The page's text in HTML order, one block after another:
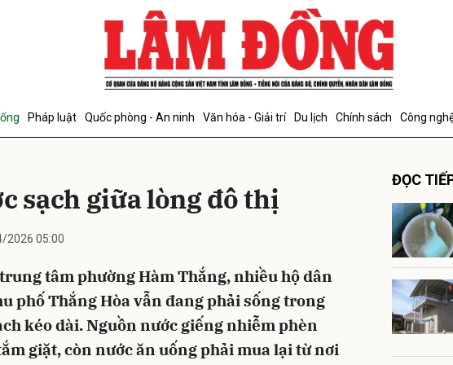
Pháp luật Quốc phòng - An ninh Văn hóa - Giải trí Du lịch Chính sách Công
sạch giữa lòng đô thị
2026 05:00
tâm phường Hàm Thắng, nhiều hộ dân
phố Thắng Hòa vẫn đang phải sống trong
kéo dài. Nguồn nước giếng nhiễm phèn
giặt, còn nước ăn uống phải mua lại từ nơi
ĐỌC
Gửi bình luận
Gửi